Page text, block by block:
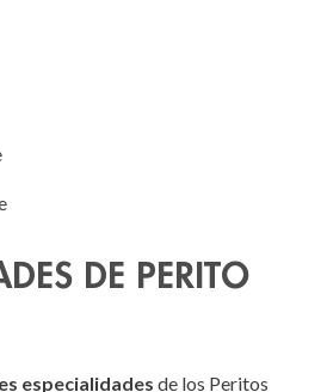
DE PERITO
especialidades de los Peritos